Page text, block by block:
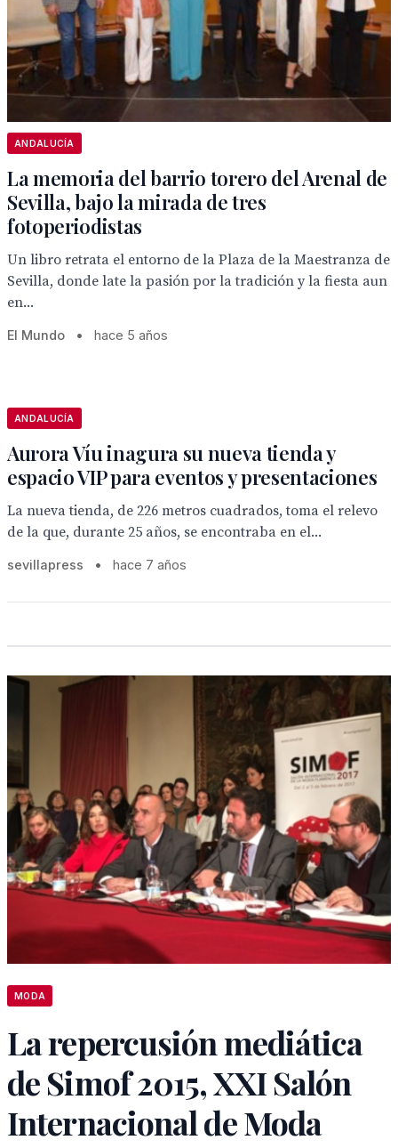
ANDALUCÍA
La memoria del barrio torero del Arenal de
Sevilla, bajo la mirada de tres
fotoperiodistas
Un libro retrata el entorno de la Plaza de la Maestranza de
Sevilla, donde late la pasión por la tradición y la fiesta aun
en...
El Mundo • hace 5 años
ANDALUCÍA
Aurora Víu inagura su nueva tienda y
espacio VIP para eventos y presentaciones
La nueva tienda, de 226 metros cuadrados, toma el relevo
de la que, durante 25 años, se encontraba en el...
sevillapress • hace 7 años
MODA
La repercusión mediática
de Simof 2015, XXI Salón
Internacional de Moda